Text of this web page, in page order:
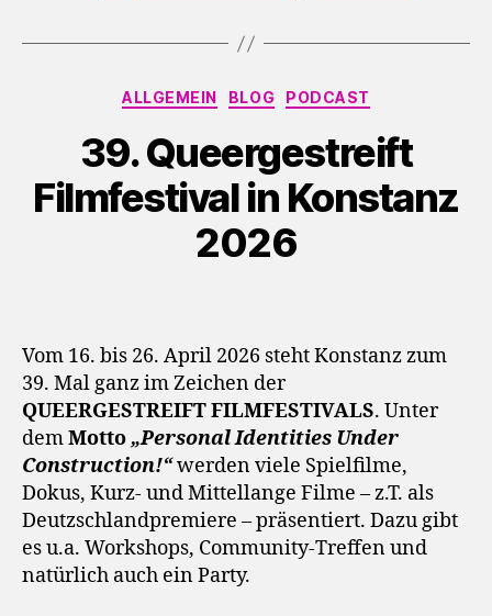
Kategorien
ALLGEMEIN BLOG PODCAST
39. Queergestreift
Filmfestival in Konstanz
2026
Vom 16. bis 26. April 2026 steht Konstanz zum
39. Mal ganz im Zeichen der
QUEERGESTREIFT FILMFESTIVALS. Unter
demMotto „Personal Identities Under
Construction!“werden viele Spielfilme,
Dokus, Kurz- und Mittellange Filme – z.T. als
Deutzschlandpremiere – präsentiert. Dazu gibt
es u.a. Workshops, Community-Treffen und
natürlich auch ein Party.